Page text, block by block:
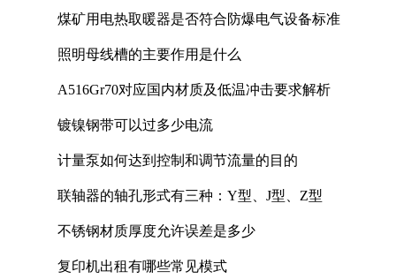
煤矿用电热取暖器是否符合防爆电气设备标准
照明母线槽的主要作用是什么
A516Gr70对应国内材质及低温冲击要求解析
镀镍钢带可以过多少电流
计量泵如何达到控制和调节流量的目的
联轴器的轴孔形式有三种：Y型、J型、Z型
不锈钢材质厚度允许误差是多少
复印机出租有哪些常见模式